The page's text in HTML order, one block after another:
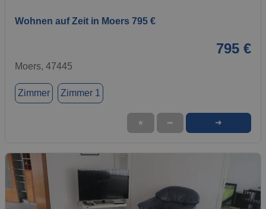
Wohnen auf Zeit in Moers 795 €
795 €
Moers, 47445
Zimmer Zimmer 1
★ ➦ ➜